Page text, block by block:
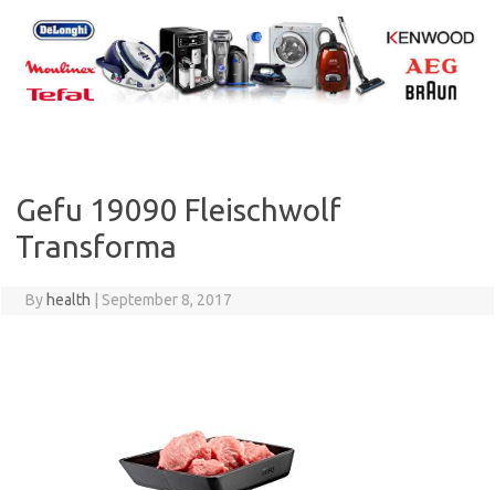
content
Gefu 19090 Fleischwolf
Transforma
By health September 8, 2017